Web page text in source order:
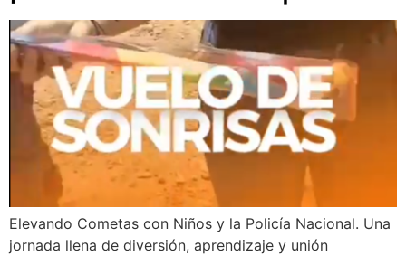
Elevando Cometas con Niños y la Policía Nacional. Una
jornada llena de diversión, aprendizaje y unión